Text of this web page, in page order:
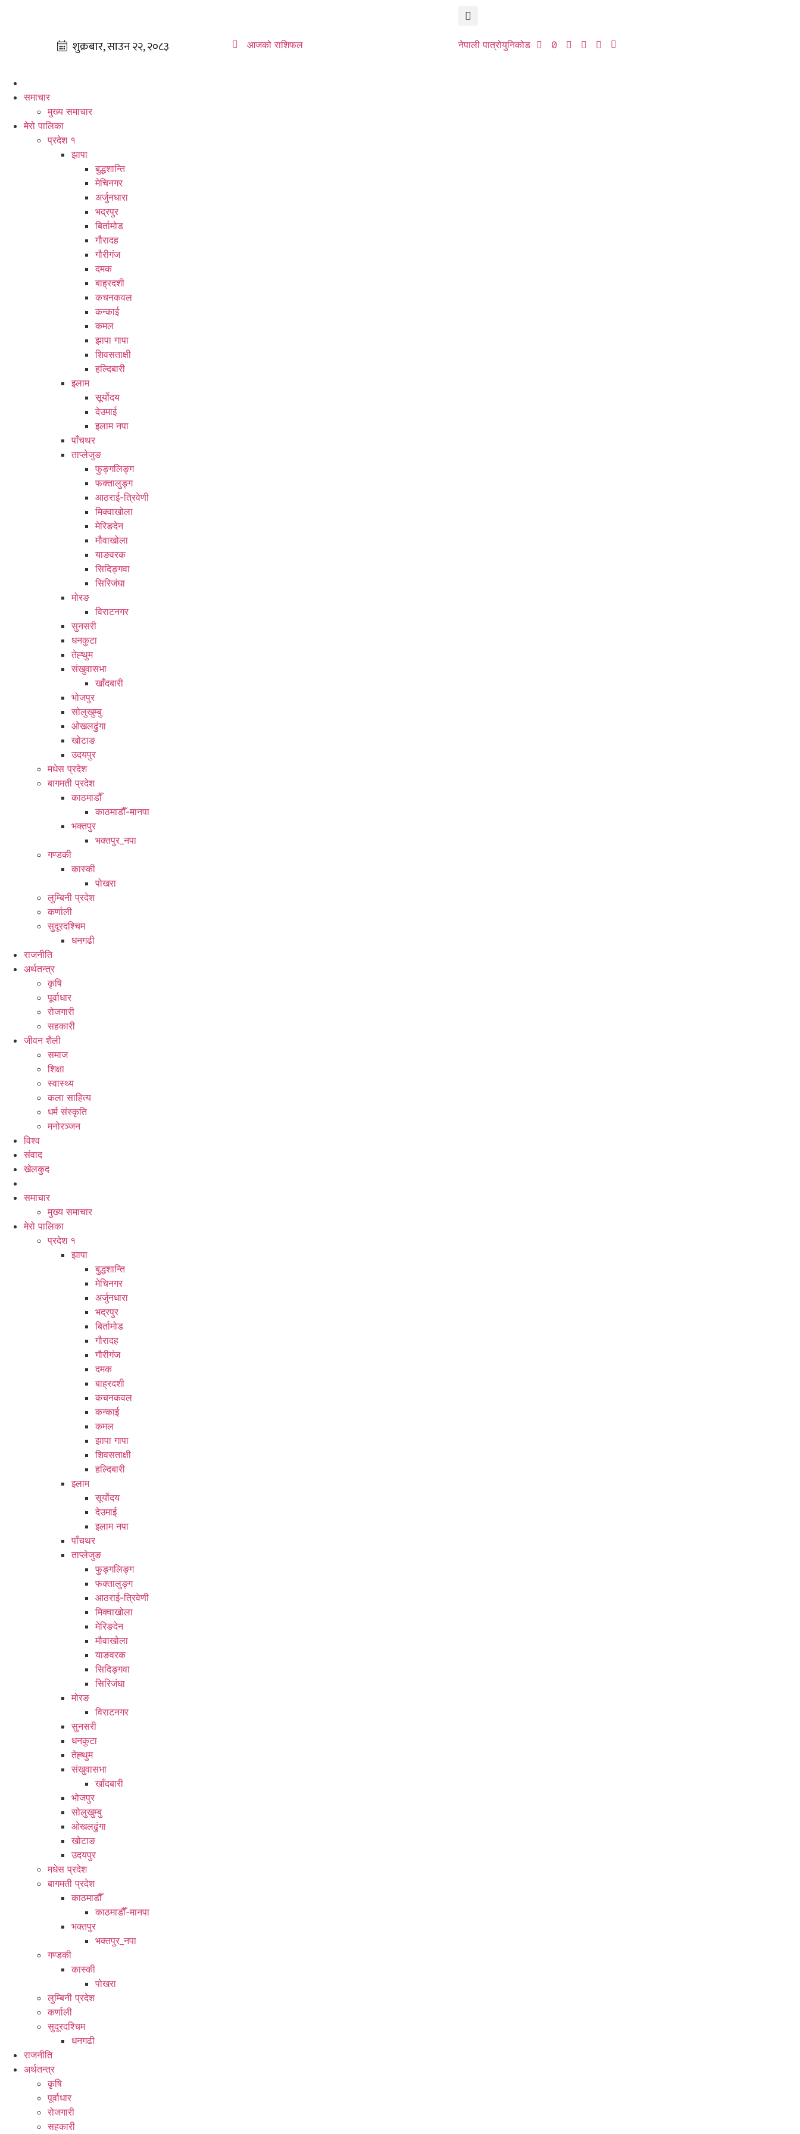
आजको राशिफल नेपाली पात्रोयुनिकोड
समाचार
मुख्य समाचार
मेरो पालिका
प्रदेश १
झापा
बुद्धशान्ति
मेचिनगर
अर्जुनधारा
भद्रपुर
बिर्तामोड
गौरादह
गौरीगंज
दमक
बाह्रदशी
कचनकवल
कन्काई
कमल
झापा गापा
शिवसताक्षी
हल्दिबारी
इलाम
सूर्योदय
देउमाई
इलाम नपा
पाँचथर
ताप्लेजुङ
फुङ्गलिङ्ग
फक्तालुङ्ग
आठराई-त्रिवेणी
मिक्वाखोला
मेरिङदेन
मौवाखोला
याङवरक
सिदिङ्गवा
सिरिजंघा
मोरङ
विराटनगर
सुनसरी
धनकुटा
तेह्थुम
संखुवासभा
खाँदबारी
भोजपुर
सोलुखुम्बु
ओखलढुंगा
खोटाङ
उदयपुर
मधेस प्रदेश
बागमती प्रदेश
काठमाडौँ
काठमाडौँ-मानपा
भक्तपुर
भक्तपुर_नपा
गण्डकी
कास्की
पोखरा
लुम्बिनी प्रदेश
कर्णाली
सुदूरदश्चिम
धनगढी
राजनीति
अर्थतन्त्र
कृषि
पूर्वाधार
रोजगारी
सहकारी
जीवन शैली
समाज
शिक्षा
स्वास्थ्य
कला साहित्य
धर्म संस्कृति
मनोरञ्जन
विश्व
संवाद
खेलकुद
समाचार
मुख्य समाचार
मेरो पालिका
प्रदेश १
झापा
बुद्धशान्ति
मेचिनगर
अर्जुनधारा
भद्रपुर
बिर्तामोड
गौरादह
गौरीगंज
दमक
बाह्रदशी
कचनकवल
कन्काई
कमल
झापा गापा
शिवसताक्षी
हल्दिबारी
इलाम
सूर्योदय
देउमाई
इलाम नपा
पाँचथर
ताप्लेजुङ
फुङ्गलिङ्ग
फक्तालुङ्ग
आठराई-त्रिवेणी
मिक्वाखोला
मेरिङदेन
मौवाखोला
याङवरक
सिदिङ्गवा
सिरिजंघा
मोरङ
विराटनगर
सुनसरी
धनकुटा
तेह्थुम
संखुवासभा
खाँदबारी
भोजपुर
सोलुखुम्बु
ओखलढुंगा
खोटाङ
उदयपुर
मधेस प्रदेश
बागमती प्रदेश
काठमाडौँ
काठमाडौँ-मानपा
भक्तपुर
भक्तपुर_नपा
गण्डकी
कास्की
पोखरा
लुम्बिनी प्रदेश
कर्णाली
सुदूरदश्चिम
धनगढी
राजनीति
अर्थतन्त्र
कृषि
पूर्वाधार
रोजगारी
सहकारी